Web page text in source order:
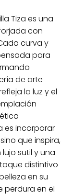
Tiza es una
con
curva y
para
de arte
la luz y el
es incorporar
que inspira,
sutil y una
distintivo
en su
perdura en el